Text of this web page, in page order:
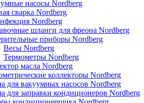
насосы Nordberg
сварка Nordberg
Nordberg
шланги для фреона Nordberg
приборы Nordberg
Весы Nordberg
Термометры Nordberg
масла Nordberg
коллекторы Nordberg
для вакуумных насосов Nordberg
для заправки кондиционеров Nordberg